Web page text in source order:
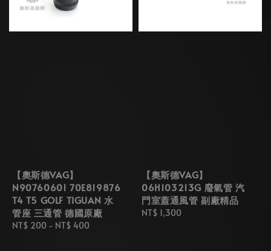
【奧斯德VAG】
N90760601 70E819876
T4 T5 GOLF TIGUAN 水
管座 三通管 德國原廠
Regular
NT$ 200 - NT$ 400
【奧斯德VAG】
06H103213G 廢氣管 汽
門室蓋通風管 副廠精品
Regular
NT$ 1,300